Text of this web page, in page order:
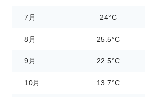
7月 24°C
8月 25.5°C
9月 22.5°C
10月 13.7°C